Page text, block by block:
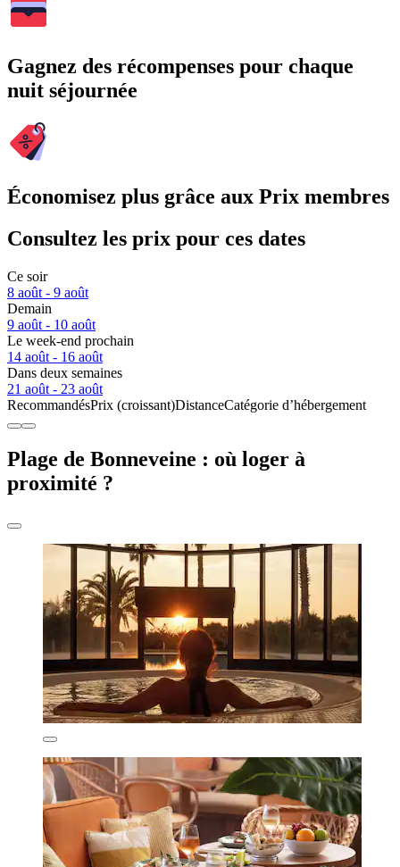
Gagnez des récompenses pour chaque
nuit séjournée
Économisez plus grâce aux Prix membres
Consultez les prix pour ces dates
Ce soir
8 août - 9 août
Demain
9 août - 10 août
Le week-end prochain
14 août - 16 août
Dans deux semaines
21 août - 23 août
RecommandésPrix (croissant)DistanceCatégorie d’hébergement
Plage de Bonneveine : où loger à
proximité ?